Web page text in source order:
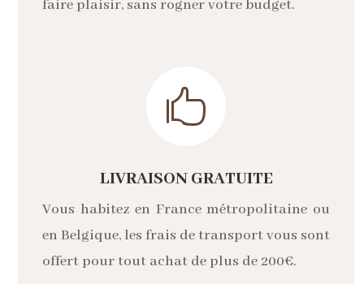
faire plaisir, sans rogner votre budget.

LIVRAISON GRATUITE
Vous habitez en France métropolitaine ou
en Belgique, les frais de transport vous sont
offert pour tout achat de plus de 200€.